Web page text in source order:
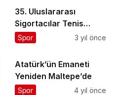
35. Uluslararası
Sigortacılar Tenis
Turnuvası Gerçekleşti
Spor 3 yıl önce
Atatürk’ün Emaneti
Yeniden Maltepe’de
Spor 4 yıl önce